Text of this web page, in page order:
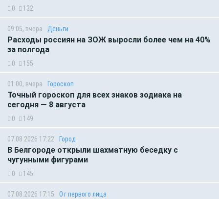
0 132
09:05, вчера Деньги
Расходы россиян на ЗОЖ выросли более чем на 40%
за полгода
0 155
01:00, вчера Гороскоп
Точный гороскоп для всех знаков зодиака на
сегодня — 8 августа
0 149
07.08.2026 17:22 Город
В Белгороде открыли шахматную беседку с
чугунными фигурами
0 145
07.08.2026 17:15 От первого лица